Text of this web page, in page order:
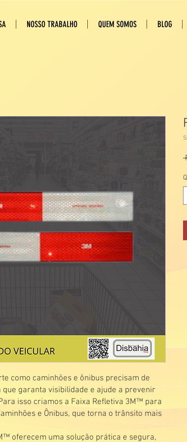
NOSSO TRABALHO QUEM SOMOS BLOG
como caminhões e ônibus precisam de
garanta visibilidade e ajude a prevenir
isso criamos a Faixa Refletiva 3M™ para
e Ônibus, que torna o trânsito mais
oferecem uma solução prática e segura,